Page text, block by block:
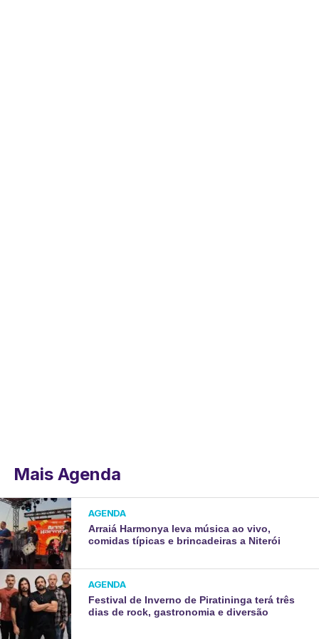
Mais Agenda
AGENDA
Arraiá Harmonya leva música ao vivo,
comidas típicas e brincadeiras a Niterói
AGENDA
Festival de Inverno de Piratininga terá três
dias de rock, gastronomia e diversão